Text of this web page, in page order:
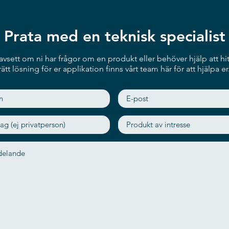
Prata med en teknisk specialist
om ni har frågor om en produkt eller behöver hjälp att
lösning för er applikation finns vårt team här för att hjälpa